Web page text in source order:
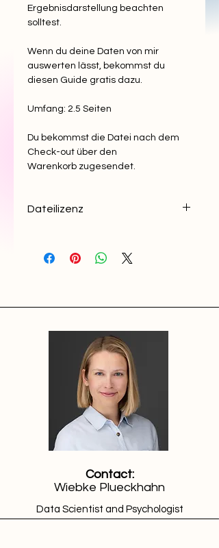
Ergebnisdarstellung beachten
solltest.
Wenn du deine Daten von mir
auswerten lässt, bekommst du
diesen Guide gratis dazu.
Umfang: 2.5 Seiten
Du bekommst die Datei nach dem
Check-out über den
Warenkorb zugesendet.
Dateilizenz
werden und dient nur der
Verfielfältigungen
Abschnitte sind untersagt.
Das Urheberrecht obliegt der Autorin
(Wiebke Plückhahn),
das Dokument ist ihr geistiges
Contact:
Wiebke Plueckhahn
Data Scientist and Psychologist